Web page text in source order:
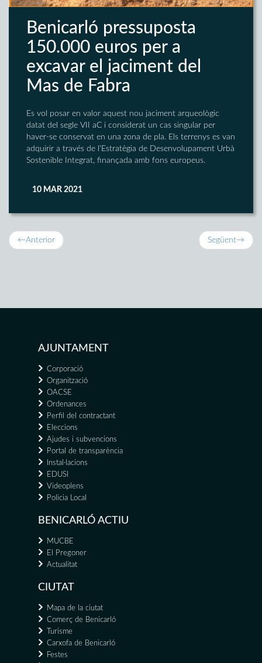
Benicarló pressuposta
150.000 euros per a
excavar el jaciment del
Mas de Fabra
Es vol posar en valor aquest nou jaciment arqueològic
datat del segle VII aC i considerat un cas singular per
haver-se conservat en una zona de pla. Els terrenys es van
adquirir a través de l'Estratègia de Desenvolupament Urbà
Sostenible Integrat, finançada amb fons europeus.
10 MAR 2021
←Anterior Següent→
AJUNTAMENT
Corporació
Organització
OACSE
Ordenances
Perfil del contractant
Eleccions
Ajudes i subvencions
Portal de transparència
Instal·lacions
EDUSI
Videoplens
Policia Local
BENICARLÓ ACTIU
MUCBE
El Pregoner
Actualitat
CIUTAT
Mapa de la ciutat
Comerç de Benicarló
Turisme
Carxofa de Benicarló
Festes